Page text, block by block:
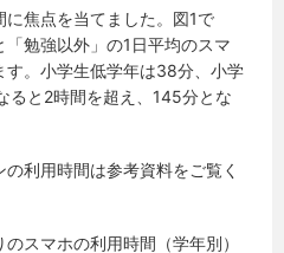
焦点を当てました。図1で
勉強以外」の1日平均のスマ
す。小学生低学年は38分、小学
ると2時間を超え、145分とな
利用時間は参考資料をご覧く
スマホの利用時間（学年別）